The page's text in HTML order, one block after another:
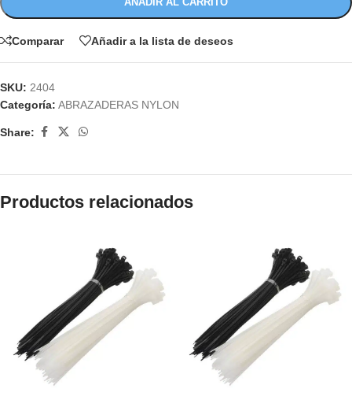
Comparar Añadir a la lista de deseos
SKU: 2404
Categoría: ABRAZADERAS NYLON
Share:
Productos relacionados